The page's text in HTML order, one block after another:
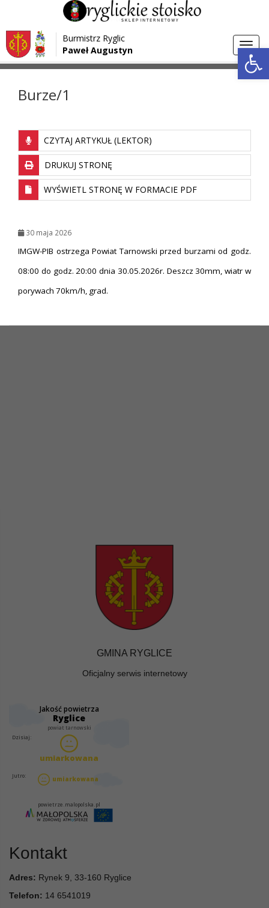
Przejdź do menu
Przejdź do głównej treści strony
Przejdź do stopki strony
Burmistrz Ryglic
Paweł Augustyn
Strona główna > Ostrzeżenia
Burze/1
CZYTAJ ARTYKUŁ (LEKTOR)
DRUKUJ STRONĘ
WYŚWIETL STRONĘ W FORMACIE PDF
30 maja 2026
IMGW-PIB ostrzega Powiat Tarnowski przed burzami od godz.
08:00 do godz. 20:00 dnia 30.05.2026r. Deszcz 30mm, wiatr w
porywach 70km/h, grad.
GMINA RYGLICE
Oficjalny serwis internetowy
Kontakt
Adres: Rynek 9, 33-160 Ryglice
Telefon: 14 6541019